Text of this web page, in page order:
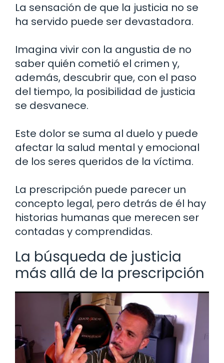
La sensación de que la justicia no se
ha servido puede ser devastadora.
Imagina vivir con la angustia de no
saber quién cometió el crimen y,
además, descubrir que, con el paso
del tiempo, la posibilidad de justicia
se desvanece.
Este dolor se suma al duelo y puede
afectar la salud mental y emocional
de los seres queridos de la víctima.
La prescripción puede parecer un
concepto legal, pero detrás de él hay
historias humanas que merecen ser
contadas y comprendidas.
La búsqueda de justicia
más allá de la prescripción